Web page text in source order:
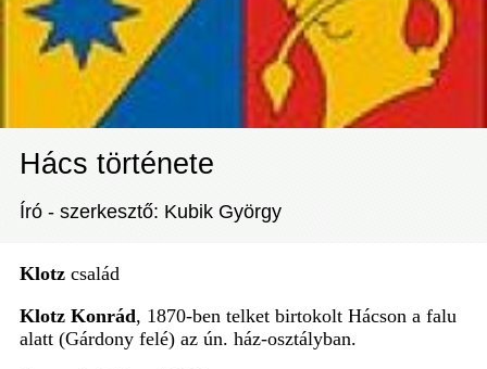
Hács története
Író - szerkesztő: Kubik György
Klotz család
Klotz Konrád, 1870-ben telket birtokolt Hácson a falu
alatt (Gárdony felé) az ún. ház-osztályban.